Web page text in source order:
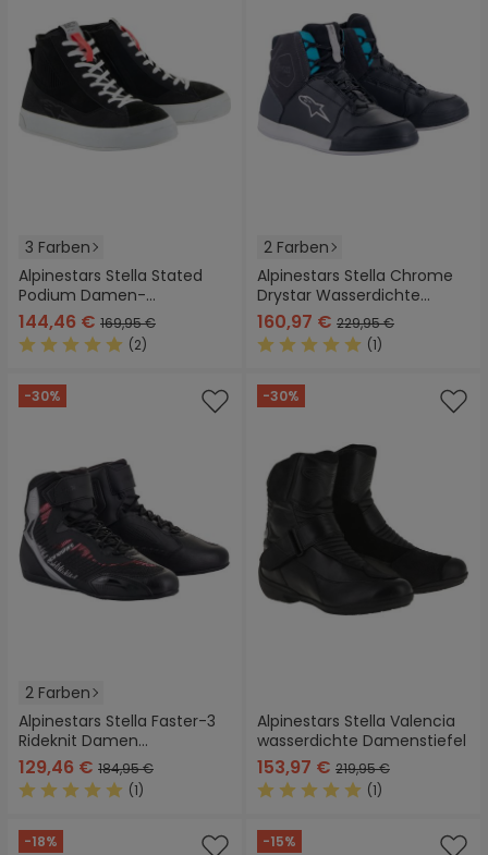
3 Farben
Alpinestars Stella Stated
Podium Damen-
Motorradschuhe
144,46 € 169,95 €
(2)
2 Farben
Alpinestars Stella Chrome
Drystar Wasserdichte
Damen Motorradschuhe
160,97 € 229,95 €
(1)
-30%
2 Farben
Alpinestars Stella Faster-3
Rideknit Damen
Motorradschuhe
129,46 € 184,95 €
(1)
-30%
Alpinestars Stella Valencia
wasserdichte Damenstiefel
153,97 € 219,95 €
(1)
-18% -15%